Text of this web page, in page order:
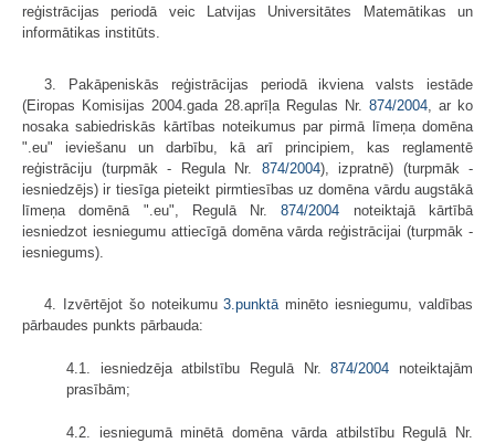
reģistrācijas periodā veic Latvijas Universitātes Matemātikas un
informātikas institūts.
3. Pakāpeniskās reģistrācijas periodā ikviena valsts iestāde
(Eiropas Komisijas 2004.gada 28.aprīļa Regulas Nr. 874/2004 , ar ko
nosaka sabiedriskās kārtības noteikumus par pirmā līmeņa domēna
".eu" ieviešanu un darbību, kā arī principiem, kas reglamentē
reģistrāciju (turpmāk - Regula Nr. 874/2004), izpratnē) (turpmāk -
iesniedzējs) ir tiesīga pieteikt pirmtiesības uz domēna vārdu augstākā
līmeņa domēnā ".eu", Regulā Nr.874/2004 noteiktajā kārtībā
iesniedzot iesniegumu attiecīgā domēna vārda reģistrācijai (turpmāk -
iesniegums).
4. Izvērtējot šo noteikumu3.punktā minēto iesniegumu, valdības
pārbaudes punkts pārbauda:
4.1. iesniedzēja atbilstību Regulā Nr.874/2004 noteiktajām
prasībām;
4.2. iesniegumā minētā domēna vārda atbilstību Regulā Nr.